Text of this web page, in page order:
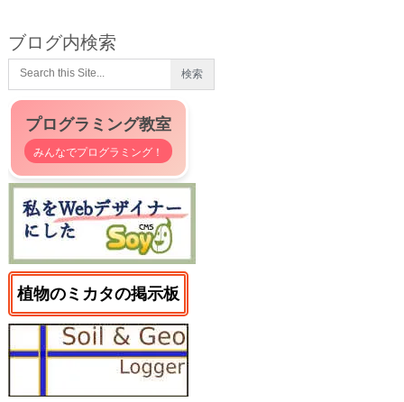
ブログ内検索
プログラミング教室
みんなでプログラミング！
植物のミカタの掲示板